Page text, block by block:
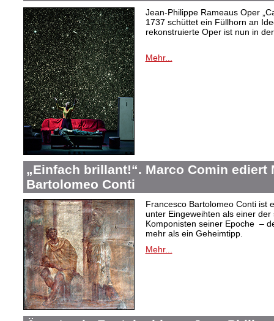
Jean-Philippe Rameaus Oper
1737 schüttet ein Füllhorn an
rekonstruierte Oper ist nun in
Mehr...
„Einfach brillant!“. Marco Comin ediert
Bartolomeo Conti
Francesco Bartolomeo Conti ist
unter Eingeweihten als einer
Komponisten seiner Epoche –
mehr als ein Geheimtipp.
Mehr...